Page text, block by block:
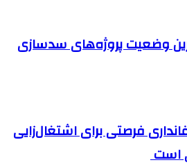
وضعیت پروژه‌های سدسازی
فرصتی برای اشتغال‌زایی
است